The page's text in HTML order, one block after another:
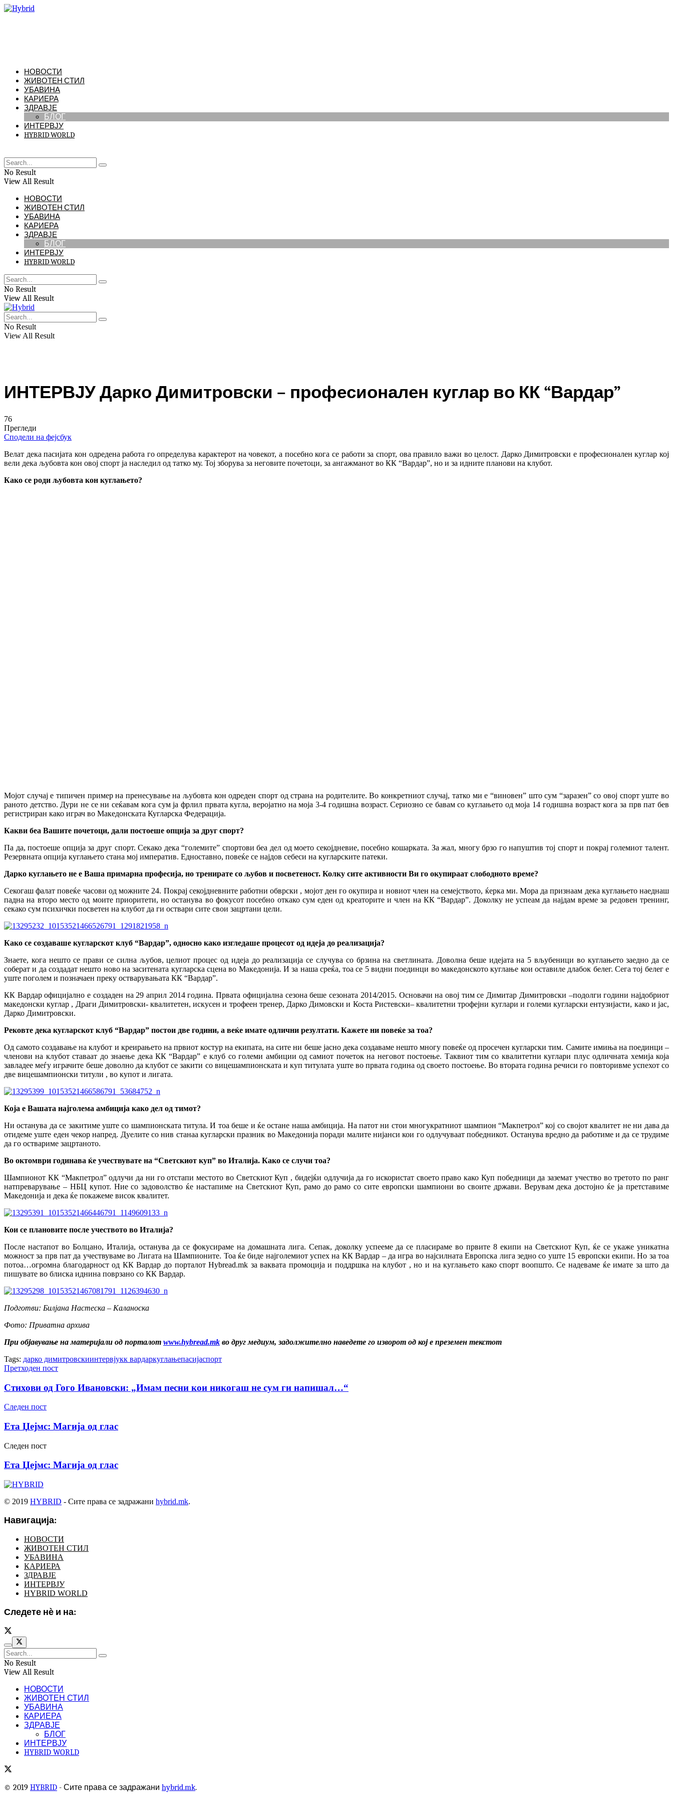
НОВОСТИ
ЖИВОТЕН СТИЛ
УБАВИНА
КАРИЕРА
ЗДРАВЈЕ
БЛОГ
ИНТЕРВЈУ
HYBRID WORLD
No Result
View All Result
НОВОСТИ
ЖИВОТЕН СТИЛ
УБАВИНА
КАРИЕРА
ЗДРАВЈЕ
БЛОГ
ИНТЕРВЈУ
HYBRID WORLD
No Result
View All Result
No Result
View All Result
ИНТЕРВЈУ Дарко Димитровски – професионален куглар во КК “Вардар”
76
Прегледи
Сподели на фејсбук
Велат дека пасијата кон одредена работа го определува карактерот на човекот, а посебно кога се работи за спорт, ова правило важи во целост. Дарко Димитровски е професионален куглар кој
вели дека љубовта кон овој спорт ја наследил од татко му. Тој зборува за неговите почетоци, за ангажманот во КК “Вардар”, но и за идните планови на клубот.
Како се роди љубовта кон куглањето?
Мојот случај е типичен пример на пренесување на љубовта кон одреден спорт од страна на родителите. Во конкретниот случај, татко ми е “виновен” што сум “заразен” со овој спорт уште во
раното детство. Дури не се ни сеќавам кога сум ја фрлил првата кугла, веројатно на моја 3-4 годишна возраст. Сериозно се бавам со куглањето од моја 14 годишна возраст кога за прв пат бев
регистриран како играч во Македонската Кугларска Федерација.
Какви беа Вашите почетоци, дали постоеше опција за друг спорт?
Па да, постоеше опција за друг спорт. Секако дека “големите” спортови беа дел од моето секојдневие, посебно кошарката. За жал, многу брзо го напуштив тој спорт и покрај големиот талент.
Резервната опција куглањето стана мој императив. Едноставно, повеќе се најдов себеси на кугларските патеки.
Дарко куглањето не е Ваша примарна професија, но тренирате со љубов и посветеност. Колку сите активности Ви го окупираат слободното време?
Секогаш фалат повеќе часови од можните 24. Покрај секојдневните работни обврски , мојот ден го окупира и новиот член на семејството, ќерка ми. Мора да признаам дека куглањето наеднаш
падна на второ место од моите приоритети, но останува во фокусот посебно откако сум еден од креаторите и член на КК “Вардар”. Доколку не успеам да најдам време за редовен тренинг,
секако сум психички посветен на клубот да ги оствари сите свои зацртани цели.
Како се создаваше кугларскот клуб “Вардар”, односно како изгледаше процесот од идеја до реализација?
Знаете, кога нешто се прави се силна љубов, целиот процес од идеја до реализација се случува со брзина на светлината. Доволна беше идејата на 5 вљубеници во куглањето заедно да се
соберат и да создадат нешто ново на заситената кугларска сцена во Македонија. И за наша среќа, тоа се 5 видни поединци во македонското куглање кои оставиле длабок белег. Сега тој белег е
уште поголем и позначаен преку остварувањата КК “Вардар”.
КК Вардар официјално е создаден на 29 април 2014 година. Првата официјална сезона беше сезоната 2014/2015. Основачи на овој тим се Димитар Димитровски –подолги години најдобриот
македонски куглар , Драги Димитровски- квалитетен, искусен и трофеен тренер, Дарко Димовски и Коста Ристевски– квалитетни трофејни куглари и големи кугларски ентузијасти, како и јас,
Дарко Димитровски.
Рековте дека кугларскот клуб “Вардар” постои две години, а веќе имате одлични резултати. Кажете ни повеќе за тоа?
Од самото создавање на клубот и креирањето на првиот костур на екипата, на сите ни беше јасно дека создаваме нешто многу повеќе од просечен кугларски тим. Самите имиња на поединци –
членови на клубот ставаат до знаење дека КК “Вардар” е клуб со големи амбиции од самиот почеток на неговот постоење. Таквиот тим со квалитетни куглари плус одличната хемија која
завладее меѓу играчите беше доволно да клубот се закити со вицешампионската и куп титулата уште во првата година од своето постоење. Во втората година речиси го повторивме успехот со
две вицешампионски титули , во купот и лигата.
Која е Вашата најголема амбиција како дел од тимот?
Ни останува да се закитиме уште со шампионската титула. И тоа беше и ќе остане наша амбиција. На патот ни стои многукратниот шампион “Макпетрол” кој со својот квалитет не ни дава да
отидеме уште еден чекор напред. Дуелите со нив станаа кугларски празник во Македонија поради малите нијанси кои го одлучуваат победникот. Останува вредно да работиме и да се трудиме
да го оствариме зацртаното.
Во октомври годинава ќе учествувате на “Светскиот куп” во Италија. Како се случи тоа?
Шампионот КК “Макпетрол” одлучи да ни го отстапи местото во Светскиот Куп , бидејќи одлучија да го искористат своето право како Куп победници да заземат учество во третото по ранг
натпреварување – НБЦ купот. Ние со задоволство ќе настапиме на Светскиот Куп, рамо до рамо со сите европски шампиони во своите држави. Верувам дека достојно ќе ја претставиме
Македонија и дека ќе покажеме висок квалитет.
Кои се плановите после учеството во Италија?
После настапот во Болцано, Италија, останува да се фокусираме на домашната лига. Сепак, доколку успееме да се пласираме во првите 8 екипи на Светскиот Куп, ќе се укаже уникатна
можност за прв пат да учествуваме во Лигата на Шампионите. Тоа ќе биде најголемиот успех на КК Вардар – да игра во најсилната Европска лига зедно со уште 15 европски екипи. Но за тоа
потоа…огромна благодарност од КК Вардар до порталот Hуbread.mk за ваквата промоција и поддршка на клубот , но и на куглањето како спорт воопшто. Се надеваме ќе имате за што да
пишувате во блиска иднина поврзано со КК Вардар.
Подготви: Билјана Настеска – Каланоска
Фото: Приватна архива
При објавување на материјали од порталот www.hybread.mk во друг медиум, задолжително наведете го изворот од кој е преземен текстот
Tags: дарко димитровскиинтервјукк вардаркуглањепасијаспорт
Претходен пост
Стихови од Гого Ивановски: „Имам песни кои никогаш не сум ги напишал…“
Следен пост
Ета Џејмс: Магија од глас
Следен пост
Ета Џејмс: Магија од глас
© 2019 HYBRID - Сите права се задражани hybrid.mk.
Навигација:
НОВОСТИ
ЖИВОТЕН СТИЛ
УБАВИНА
КАРИЕРА
ЗДРАВЈЕ
ИНТЕРВЈУ
HYBRID WORLD
Следете нѐ и на:
No Result
View All Result
НОВОСТИ
ЖИВОТЕН СТИЛ
УБАВИНА
КАРИЕРА
ЗДРАВЈЕ
БЛОГ
ИНТЕРВЈУ
HYBRID WORLD
© 2019 HYBRID - Сите права се задражани hybrid.mk.